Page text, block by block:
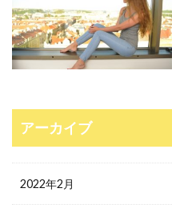
アーカイブ
2022年2月